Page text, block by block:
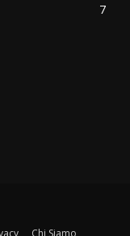
7
Chi Siamo